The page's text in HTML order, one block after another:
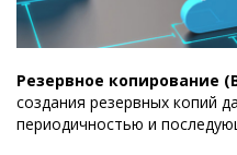
Резервное копирование
создания резервных копий
периодичностью и